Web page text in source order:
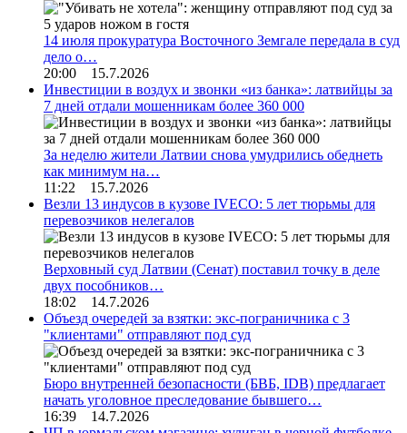
14 июля прокуратура Восточного Земгале передала в суд
дело о…
20:00 15.7.2026
Инвестиции в воздух и звонки «из банка»: латвийцы за
7 дней отдали мошенникам более 360 000
За неделю жители Латвии снова умудрились обеднеть
как минимум на…
11:22 15.7.2026
Везли 13 индусов в кузове IVECO: 5 лет тюрьмы для
перевозчиков нелегалов
Верховный суд Латвии (Сенат) поставил точку в деле
двух пособников…
18:02 14.7.2026
Объезд очередей за взятки: экс-пограничника с 3
"клиентами" отправляют под суд
Бюро внутренней безопасности (БВБ, IDB) предлагает
начать уголовное преследование бывшего…
16:39 14.7.2026